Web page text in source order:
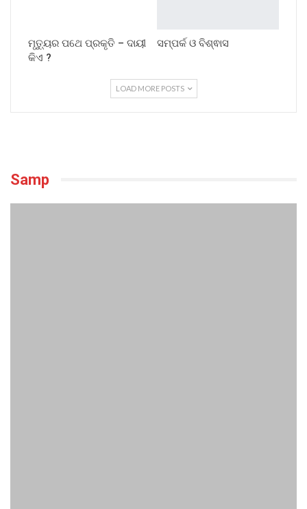
ମୃତ୍ୟୁର ପଥେ ପ୍ରକୃତି – ଦାୟୀ
କିଏ ?
ସମ୍ପର୍କ ଓ ବିଶ୍ଵାସ
LOAD MORE POSTS
Samp